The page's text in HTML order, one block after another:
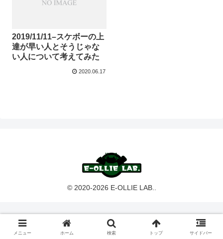
2019/11/11–スケボーの上
達が早い人とそうじゃな
い人について考えてみた
2020.06.17
© 2020-2026 E-OLLIE LAB..
メニュー ホーム 検索 トップ サイドバー